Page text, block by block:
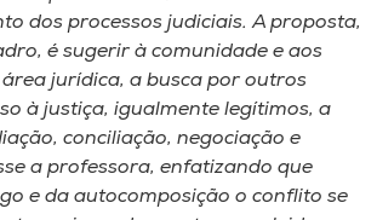
dos processos judiciais. A proposta,
é sugerir à comunidade e aos
jurídica, a busca por outros
à justiça, igualmente legítimos, a
conciliação, negociação e
a professora, enfatizando que
e da autocomposição o conflito se